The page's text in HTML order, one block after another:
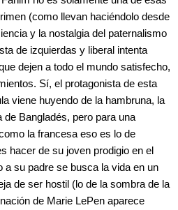
(como llevan haciéndolo desde
y la nostalgia del paternalismo
de izquierdas y liberal intenta
dejen a todo el mundo satisfecho,
Sí, el protagonista de esta
viene huyendo de la hambruna, la
Bangladés, pero para una
la francesa eso es lo de
hacer de su joven prodigio en el
a su padre se busca la vida en un
de ser hostil (lo de la sombra de la
de Marie LePen aparece